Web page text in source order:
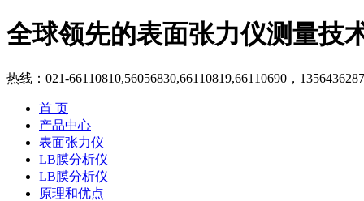
全球领先的表面张力仪测量
热线：021-66110810,56056830,66110819,66110690，
首 页
产品中心
表面张力仪
LB膜分析仪
LB膜分析仪
原理和优点